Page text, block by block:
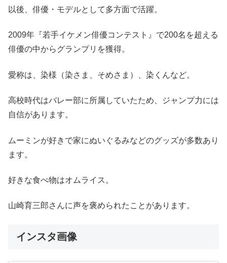
以後、俳優・モデルとして多方面で活躍。
2009年『若手イケメン俳優コンテスト』で200名を超える
俳優の中からグランプリを獲得。
愛称は、染様（染さま、そめさま）、染くんなど。
高校時代はバレー部に所属していたため、ジャンプ力には
自信があります。
ムーミンが好きで家にぬいぐるみなどのグッズが多数あり
ます。
好きな食べ物はオムライス。
山崎育三郎さんに声を褒められたことがあります。
インスタ画像